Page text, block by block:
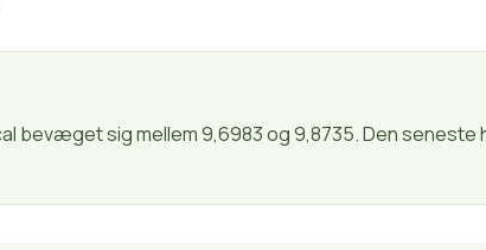
bevæget sig mellem 9,6983 og 9,8735. Den seneste